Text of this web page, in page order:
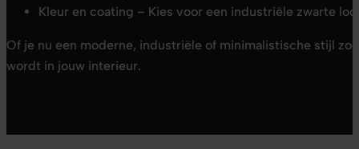
Kleur en coating – Kies voor een industriële zwarte
Of je nu een moderne, industriële of minimalistische stijl
wordt in jouw interieur.